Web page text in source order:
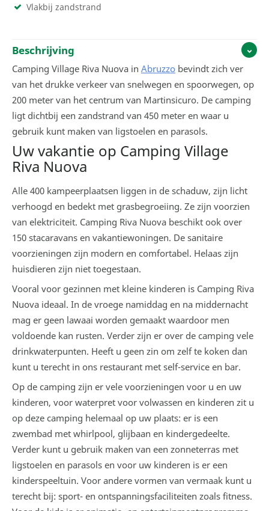
Vlakbij zandstrand
Beschrijving
Camping Village Riva Nuova in Abruzzo bevindt zich ver
van het drukke verkeer van snelwegen en spoorwegen, op
200 meter van het centrum van Martinsicuro. De camping
ligt dichtbij een zandstrand van 450 meter en waar u
gebruik kunt maken van ligstoelen en parasols.
Uw vakantie op Camping Village
Riva Nuova
Alle 400 kampeerplaatsen liggen in de schaduw, zijn licht
verhoogd en bedekt met grasbegroeiing. Ze zijn voorzien
van elektriciteit. Camping Riva Nuova beschikt ook over
150 stacaravans en vakantiewoningen. De sanitaire
voorzieningen zijn modern en comfortabel. Helaas zijn
huisdieren zijn niet toegestaan.
Vooral voor gezinnen met kleine kinderen is Camping Riva
Nuova ideaal. In de vroege namiddag en na middernacht
mag er geen lawaai worden gemaakt waardoor men
voldoende kan rusten. Verder zijn er over de camping vele
drinkwaterpunten. Heeft u geen zin om zelf te koken dan
kunt u terecht in ons restaurant met self-service en bar.
Op de camping zijn er vele voorzieningen voor u en uw
kinderen, voor waterpret voor volwassen en kinderen zit u
op deze camping helemaal op uw plaats: er is een
zwembad met whirlpool, glijbaan en kindergedeelte.
Verder kunt u gebruik maken van een zonneterras met
ligstoelen en parasols en voor uw kinderen is er een
kinderspeeltuin. Voor andere vormen van vermaak kunt u
terecht bij: sport- en ontspanningsfaciliteiten zoals fitness.